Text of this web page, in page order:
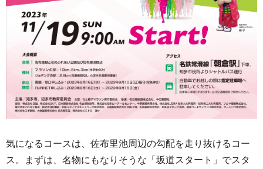
気になるコースは、佐布里池周辺の勾配を走り抜けるコー
ス。まずは、名物にもなりそうな「坂道スタート」でスタ